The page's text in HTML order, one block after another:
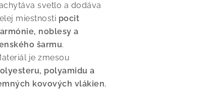
svetlo a dodáva
miestnosti pocit
noblesy a
šarmu.
je zmesou
polyamidu a
kovových vlákien,